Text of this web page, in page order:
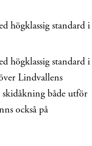
högklassig standard i
högklassig standard i
Lindvallens
skidåkning både utför
också på